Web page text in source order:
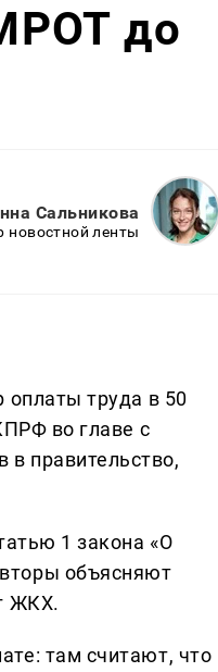
до
Сальникова
новостной ленты
оплаты труда в 50
во главе с
правительство,
1 закона «О
объясняют
ЖКХ.
там считают, что